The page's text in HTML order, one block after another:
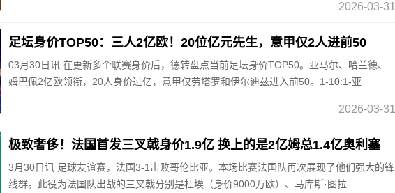
2026-03-31
足坛身价TOP50：三人2亿欧！20位亿元先生，意甲仅2人进前50
03月30日讯 在更新多个联赛身价后，德转盘点当前足坛身价TOP50。亚马尔、哈兰德、
姆巴佩2亿欧领衔，20人身价过亿，意甲仅劳塔罗和伊尔迪兹进入前50。1-10:1-亚
2026-03-31
极致奢侈！法国首发三叉戟身价1.9亿 换上的是2亿姆总1.4亿奥利塞
3月30日讯 足球友谊赛，法国3-1击败哥伦比亚。本场比赛法国队再次展现了他们强大的锋
线群。此役为法国队出战的三叉戟分别是杜埃（身价9000万欧）、马库斯·图拉